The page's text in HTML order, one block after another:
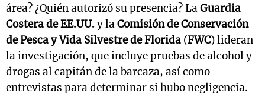
área? ¿Quién autorizó su presencia? LaGuardia
Costera de EE.UU. y laComisión de Conservación
de Pesca y Vida Silvestre de Florida (FWC) lideran
la investigación, que incluye pruebas de alcohol y
drogas al capitán de la barcaza, así como
entrevistas para determinar si hubo negligencia.